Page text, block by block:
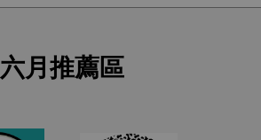
六月推薦區